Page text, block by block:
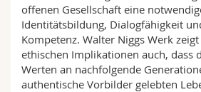
offenen Gesellschaft eine
Identitätsbildung, Dialogfähigkeit
Kompetenz. Walter Niggs Werk
ethischen Implikationen auch, dass
Werten an nachfolgende
authentische Vorbilder gelebten